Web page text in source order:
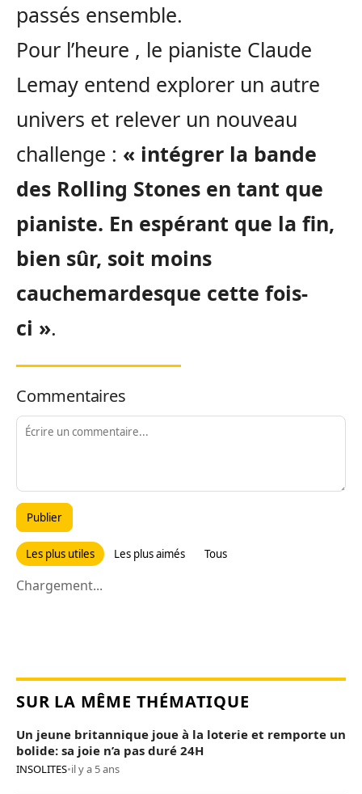
passés ensemble.
Pour l’heure , le pianiste Claude
Lemay entend explorer un autre
univers et relever un nouveau
challenge : « intégrer la bande
des Rolling Stones en tant que
pianiste. En espérant que la fin,
bien sûr, soit moins
cauchemardesque cette fois-
ci ».
Commentaires
Publier
Les plus utiles Les plus aimés Tous
Chargement...
SUR LA MÊME THÉMATIQUE
Un jeune britannique joue à la loterie et remporte un
bolide: sa joie n’a pas duré 24H
INSOLITES•il y a 5 ans